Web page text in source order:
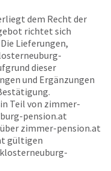
dem Recht der
richtet sich
Lieferungen,
dieser
und Ergänzungen
Teil von zimmer-
pension.at
zimmer-pension.at
gültigen